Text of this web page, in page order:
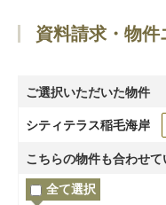
資料請求・物
ご選択いただいた物件
シティテラス稲毛海岸
こちらの物件も合わせて
全て選択